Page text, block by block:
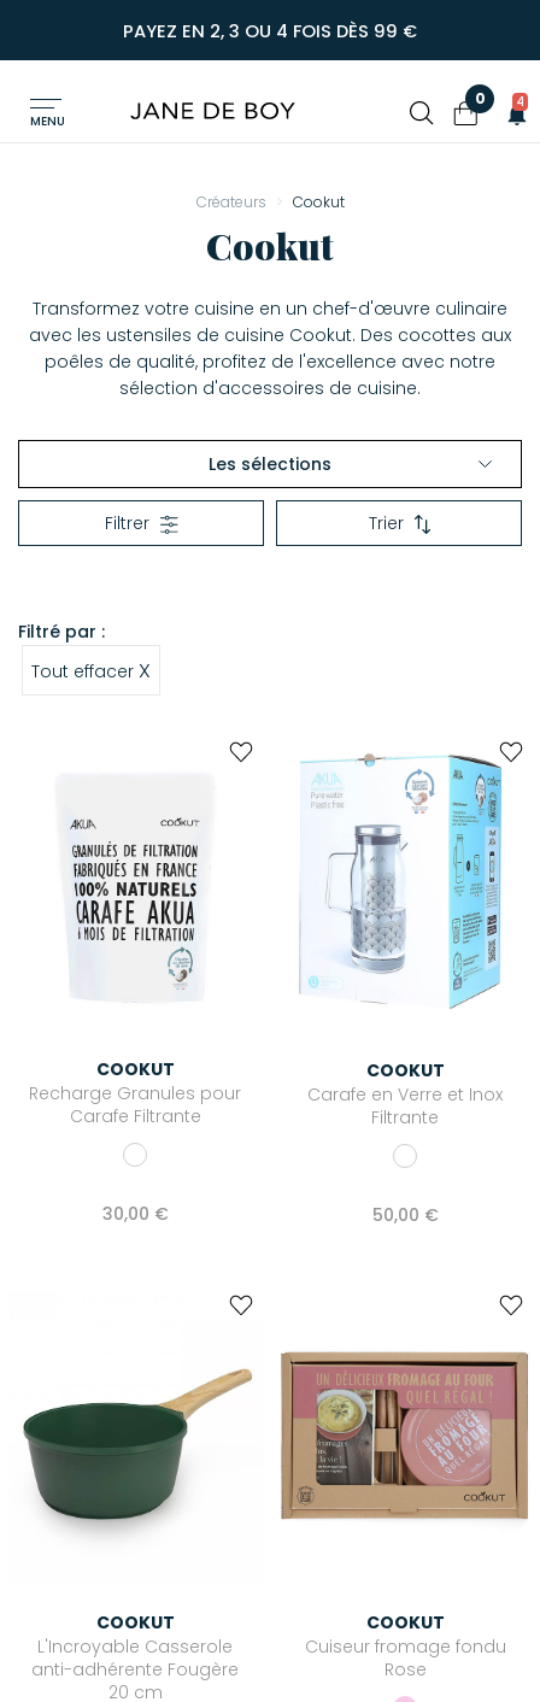
PAYEZ EN 2, 3 OU 4 FOIS DÈS 99 €
MENU
0 4
Créateurs Cookut
Cookut
Transformez votre cuisine en un chef-d'œuvre culinaire
avec les ustensiles de cuisine Cookut. Des cocottes aux
poêles de qualité, profitez de l'excellence avec notre
sélection d'accessoires de cuisine.
Les sélections
Matériel de cuisson
Ustensiles de cuisine
Filtrer Trier
Filtré par :
Tout effacer X
COOKUT
Recharge Granules pour
Carafe Filtrante
30,00 €
COOKUT
Carafe en Verre et Inox
Filtrante
50,00 €
COOKUT
L'Incroyable Casserole
anti-adhérente Fougère
20 cm
COOKUT
Cuiseur fromage fondu
Rose